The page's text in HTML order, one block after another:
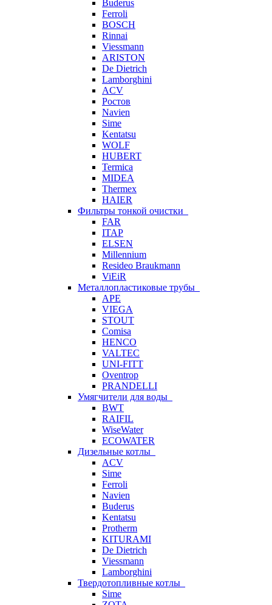
Buderus
Ferroli
BOSCH
Rinnai
Viessmann
ARISTON
De Dietrich
Lamborghini
ACV
Ростов
Navien
Sime
Kentatsu
WOLF
HUBERT
Termica
MIDEA
Thermex
HAIER
Фильтры тонкой очистки
FAR
ITAP
ELSEN
Millennium
Resideo Braukmann
ViEiR
Металлопластиковые трубы
APE
VIEGA
STOUT
Comisa
HENCO
VALTEC
UNI-FITT
Oventrop
PRANDELLI
Умягчители для воды
BWT
RAIFIL
WiseWater
ECOWATER
Дизельные котлы
ACV
Sime
Ferroli
Navien
Buderus
Kentatsu
Protherm
KITURAMI
De Dietrich
Viessmann
Lamborghini
Твердотопливные котлы
Sime